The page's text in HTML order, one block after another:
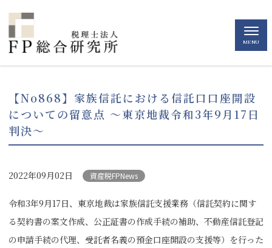
MENU
【No868】家族信託における信託口口座開設
についての留意点 ～東京地裁令和3年9月17日
判決～
2022年09月02日 資産税FPNews
令和3年9月17日、東京地裁は家族信託支援業務（信託契約に関す
る契約書の案文作成、公正証書の作成手続の補助、不動産信託登記
の申請手続の代理、受託者名義の預金口座開設の支援等）を行った